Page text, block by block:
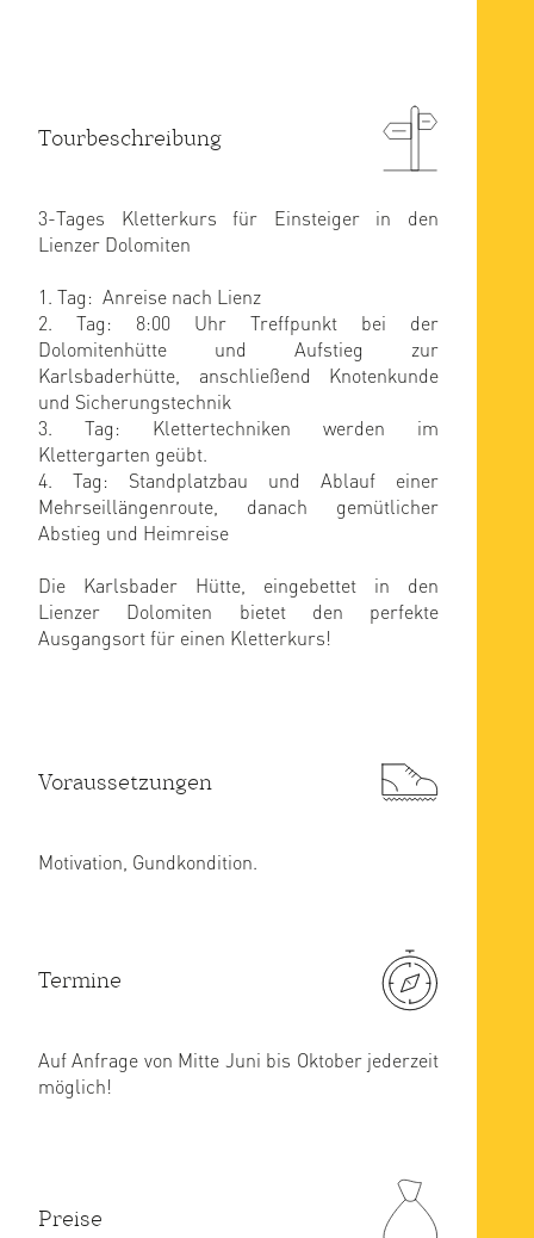
Tourbeschreibung
3-Tages Kletterkurs für Einsteiger in den
Lienzer Dolomiten
1. Tag: Anreise nach Lienz
2. Tag: 8:00 Uhr Treffpunkt bei der
Dolomitenhütte und Aufstieg zur
Karlsbaderhütte, anschließend Knotenkunde
und Sicherungstechnik
3. Tag: Klettertechniken werden im
Klettergarten geübt.
4. Tag: Standplatzbau und Ablauf einer
Mehrseillängenroute, danach gemütlicher
Abstieg und Heimreise
Die Karlsbader Hütte, eingebettet in den
Lienzer Dolomiten bietet den perfekte
Ausgangsort für einen Kletterkurs!
Voraussetzungen
Motivation, Gundkondition.
Termine
Auf Anfrage von Mitte Juni bis Oktober jederzeit
möglich!
Preise